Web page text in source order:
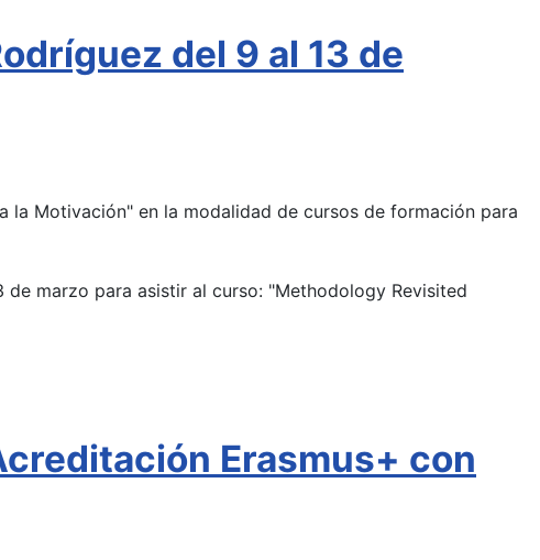
del 9 al 13 de
la Motivación" en la modalidad de cursos de formación para
marzo para asistir al curso: "Methodology Revisited
Erasmus+ con